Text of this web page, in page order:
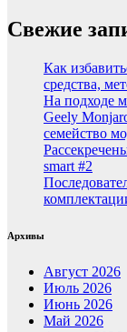
Свежие
Как
средства,
На подходе
Geely
семейство
smart #2
Архивы
Август 2026
Июль 2026
Июнь 2026
Май 2026